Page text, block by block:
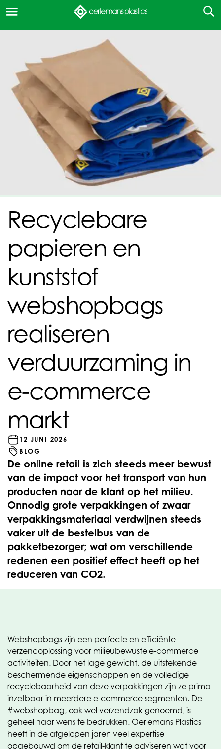
Recyclebare
papieren en
kunststof
webshopbags
realiseren
verduurzaming in
e-commerce
markt
12 JUNI 2026
BLOG
De online retail is zich steeds meer bewust
van de impact voor het transport van hun
producten naar de klant op het milieu.
Onnodig grote verpakkingen of zwaar
verpakkingsmateriaal verdwijnen steeds
vaker uit de bestelbus van de
pakketbezorger; wat om verschillende
redenen een positief effect heeft op het
reduceren van CO2.
Webshopbags zijn een perfecte en efficiënte
verzendoplossing voor milieubewuste e-commerce
activiteiten. Door het lage gewicht, de uitstekende
beschermende eigenschappen en de volledige
recyclebaarheid van deze verpakkingen zijn ze prima
inzetbaar in meerdere e-commerce segmenten. De
#webshopbag, ook wel verzendzak genoemd, is
geheel naar wens te bedrukken. Oerlemans Plastics
heeft in de afgelopen jaren veel expertise
opgebouwd om de retail-klant te adviseren wat voor